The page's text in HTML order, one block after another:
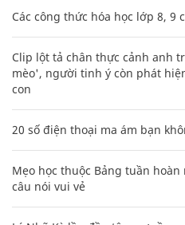
Các công thức hóa học lớp 8, 9
Clip lột tả chân thực cảnh anh
mèo', người tinh ý còn phát
con
20 số điện thoại ma ám bạn
Mẹo học thuộc Bảng tuần
câu nói vui vẻ